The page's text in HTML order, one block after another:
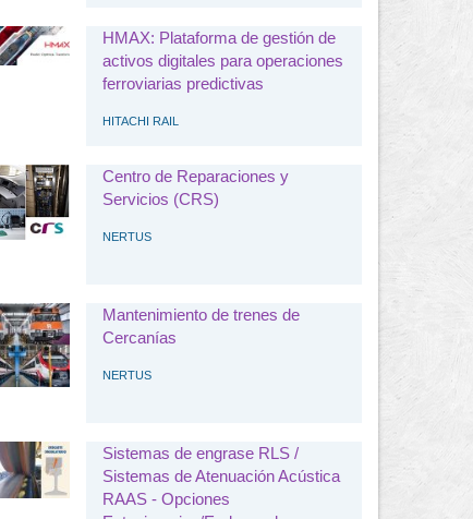
HMAX: Plataforma de gestión de
activos digitales para operaciones
ferroviarias predictivas
HITACHI RAIL
Centro de Reparaciones y
Servicios (CRS)
NERTUS
Mantenimiento de trenes de
Cercanías
NERTUS
Sistemas de engrase RLS /
Sistemas de Atenuación Acústica
RAAS - Opciones